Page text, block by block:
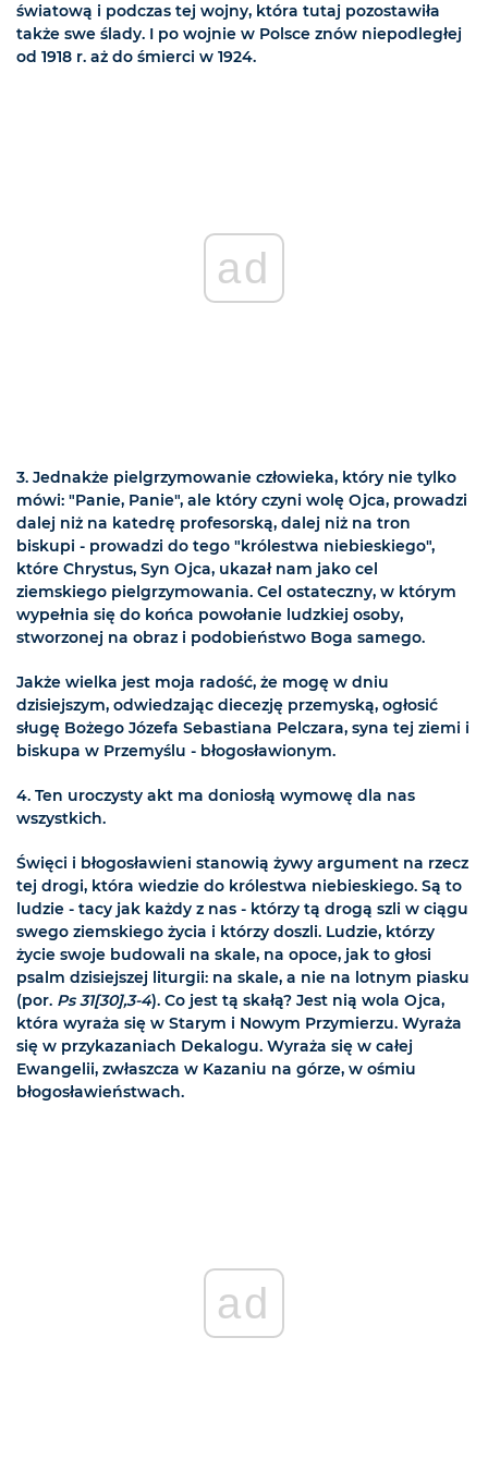
światową i podczas tej wojny, która tutaj pozostawiła
także swe ślady. I po wojnie w Polsce znów niepodległej
od 1918 r. aż do śmierci w 1924.
ad
3. Jednakże pielgrzymowanie człowieka, który nie tylko
mówi: "Panie, Panie", ale który czyni wolę Ojca, prowadzi
dalej niż na katedrę profesorską, dalej niż na tron
biskupi - prowadzi do tego "królestwa niebieskiego",
które Chrystus, Syn Ojca, ukazał nam jako cel
ziemskiego pielgrzymowania. Cel ostateczny, w którym
wypełnia się do końca powołanie ludzkiej osoby,
stworzonej na obraz i podobieństwo Boga samego.
Jakże wielka jest moja radość, że mogę w dniu
dzisiejszym, odwiedzając diecezję przemyską, ogłosić
sługę Bożego Józefa Sebastiana Pelczara, syna tej ziemi i
biskupa w Przemyślu - błogosławionym.
4. Ten uroczysty akt ma doniosłą wymowę dla nas
wszystkich.
Święci i błogosławieni stanowią żywy argument na rzecz
tej drogi, która wiedzie do królestwa niebieskiego. Są to
ludzie - tacy jak każdy z nas - którzy tą drogą szli w ciągu
swego ziemskiego życia i którzy doszli. Ludzie, którzy
życie swoje budowali na skale, na opoce, jak to głosi
psalm dzisiejszej liturgii: na skale, a nie na lotnym piasku
(por. Ps 31[30],3-4). Co jest tą skałą? Jest nią wola Ojca,
która wyraża się w Starym i Nowym Przymierzu. Wyraża
się w przykazaniach Dekalogu. Wyraża się w całej
Ewangelii, zwłaszcza w Kazaniu na górze, w ośmiu
błogosławieństwach.
ad